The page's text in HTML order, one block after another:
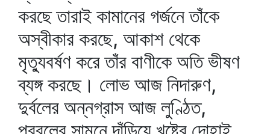
করছে তারাই কামানের গর্জনে তাঁকে
অস্বীকার করছে, আকাশ থেকে
মৃত্যুবর্ষণ করে তাঁর বাণীকে অতি ভীষণ
ব্যঙ্গ করছে। লোভ আজ নিদারুণ,
দুর্বলের অন্নগ্রাস আজ লুণ্ঠিত,